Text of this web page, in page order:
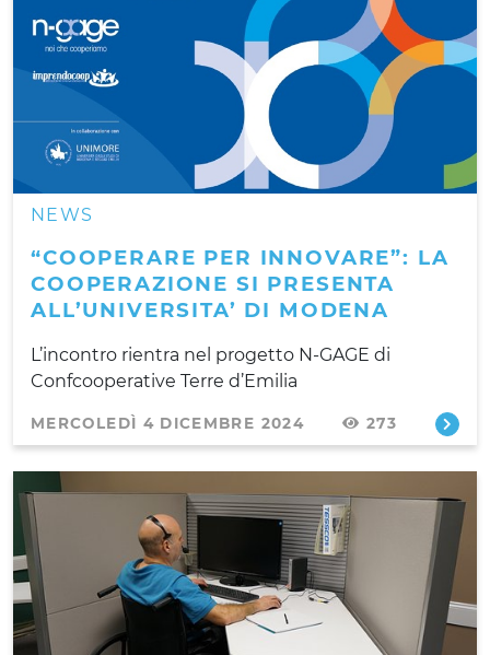
NEWS
“COOPERARE PER INNOVARE”: LA
COOPERAZIONE SI PRESENTA
ALL’UNIVERSITA’ DI MODENA
L’incontro rientra nel progetto N-GAGE di
Confcooperative Terre d’Emilia
MERCOLEDÌ 4 DICEMBRE 2024 273